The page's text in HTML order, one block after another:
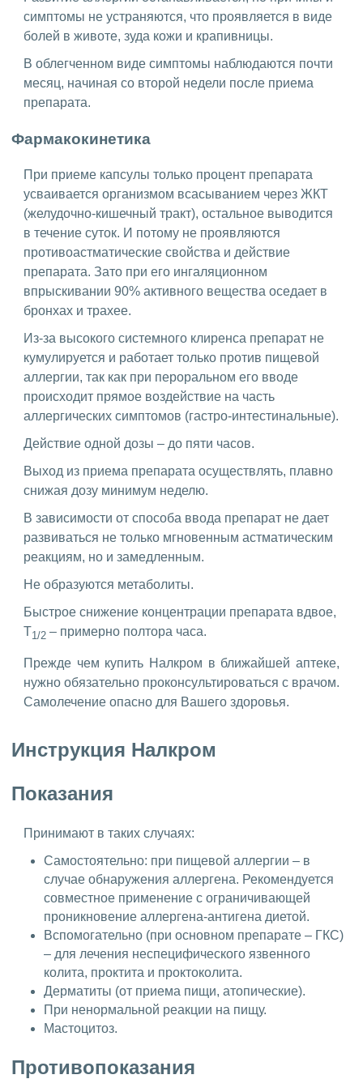
симптомы не устраняются, что проявляется в виде
болей в животе, зуда кожи и крапивницы.
В облегченном виде симптомы наблюдаются почти
месяц, начиная со второй недели после приема
препарата.
Фармакокинетика
При приеме капсулы только процент препарата
усваивается организмом всасыванием через ЖКТ
(желудочно-кишечный тракт), остальное выводится
в течение суток. И потому не проявляются
противоастматические свойства и действие
препарата. Зато при его ингаляционном
впрыскивании 90% активного вещества оседает в
бронхах и трахее.
Из-за высокого системного клиренса препарат не
кумулируется и работает только против пищевой
аллергии, так как при пероральном его вводе
происходит прямое воздействие на часть
аллергических симптомов (гастро-интестинальные).
Действие одной дозы – до пяти часов.
Выход из приема препарата осуществлять, плавно
снижая дозу минимум неделю.
В зависимости от способа ввода препарат не дает
развиваться не только мгновенным астматическим
реакциям, но и замедленным.
Не образуются метаболиты.
Быстрое снижение концентрации препарата вдвое,
T1/2 – примерно полтора часа.
Прежде чем купить Налкром в ближайшей аптеке,
нужно обязательно проконсультироваться с врачом.
Самолечение опасно для Вашего здоровья.
Инструкция Налкром
Показания
Принимают в таких случаях:
Самостоятельно: при пищевой аллергии – в
случае обнаружения аллергена. Рекомендуется
совместное применение с ограничивающей
проникновение аллергена-антигена диетой.
Вспомогательно (при основном препарате – ГКС)
– для лечения неспецифического язвенного
колита, проктита и проктоколита.
Дерматиты (от приема пищи, атопические).
При ненормальной реакции на пищу.
Мастоцитоз.
Противопоказания